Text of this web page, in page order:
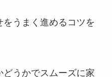
うまく進めるコツを
うかでスムーズに家